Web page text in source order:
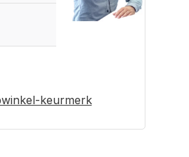
keurmerk